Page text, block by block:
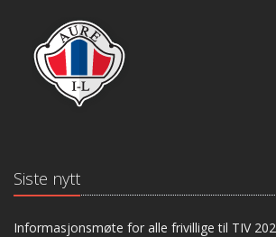
Siste nytt
Informasjonsmøte for alle frivillige til TIV